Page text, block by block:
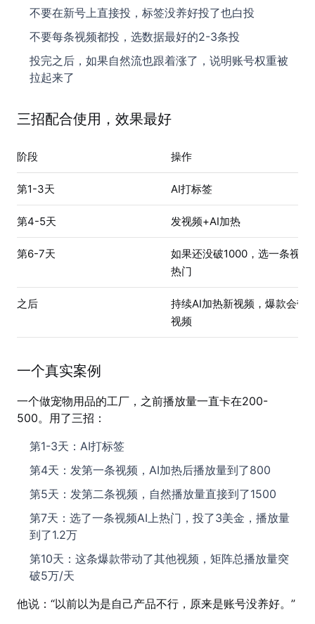
不要在新号上直接投，标签没养好投了也白投
不要每条视频都投，选数据最好的2-3条投
投完之后，如果自然流也跟着涨了，说明账号权重被
拉起来了
三招配合使用，效果最好
阶段 操作
第1-3天 AI打标签
第4-5天 发视频+AI加热
第6-7天
如果还没破1000，选一条视频
热门
之后
持续AI加热新视频，爆款会带
视频
一个真实案例
一个做宠物用品的工厂，之前播放量一直卡在200-
500。用了三招：
第1-3天：AI打标签
第4天：发第一条视频，AI加热后播放量到了800
第5天：发第二条视频，自然播放量直接到了1500
第7天：选了一条视频AI上热门，投了3美金，播放量
到了1.2万
第10天：这条爆款带动了其他视频，矩阵总播放量突
破5万/天
他说：“以前以为是自己产品不行，原来是账号没养好。”